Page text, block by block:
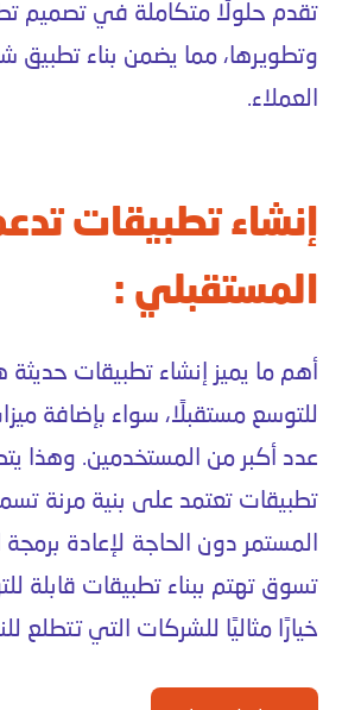
تقدم حلولًا متكاملة في تصميم
وتطويرها، مما يضمن بناء
العملاء.
إنشاء تطبيقات
المستقبلي :
أهم ما يميز إنشاء تطبيقات حديثة
للتوسع مستقبلًا، سواء بإضافة
عدد أكبر من المستخدمين. وهذا
تطبيقات تعتمد على بنية مرنة
المستمر دون الحاجة لإعادة برمجة
تسوق تهتم ببناء تطبيقات قابلة
خيارًا مثاليًا للشركات التي تتطلع